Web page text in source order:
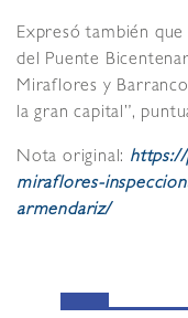
Expresó también
del Puente
Miraflores y
la gran capital”,
Nota original: https://
miraflores-
armendariz/